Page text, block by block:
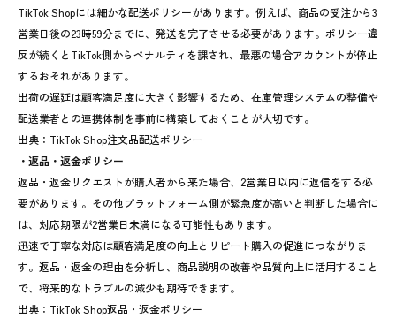
TikTok Shopには細かな配送ポリシーがあります。例えば、商品の受注から3
営業日後の23時59分までに、発送を完了させる必要があります。ポリシー違
反が続くとTikTok側からペナルティを課され、最悪の場合アカウントが停止
するおそれがあります。
出荷の遅延は顧客満足度に大きく影響するため、在庫管理システムの整備や
配送業者との連携体制を事前に構築しておくことが大切です。
出典： TikTok Shop注文品配送ポリシー
・返品・返金ポリシー
返品・返金リクエストが購入者から来た場合、2営業日以内に返信をする必
要があります。その他プラットフォーム側が緊急度が高いと判断した場合に
は、対応期限が2営業日未満になる可能性もあります。
迅速で丁寧な対応は顧客満足度の向上とリピート購入の促進につながりま
す。返品・返金の理由を分析し、商品説明の改善や品質向上に活用すること
で、将来的なトラブルの減少も期待できます。
出典： TikTok Shop返品・返金ポリシー